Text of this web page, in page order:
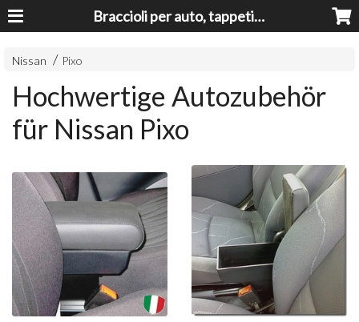
Braccioli per auto, tappeti auto, accessori auto MADE IN ITALY - Armrests, Mittelarmlehnen, Accoundoirs
Nissan Pixo
Hochwertige Autozubehör
für Nissan Pixo